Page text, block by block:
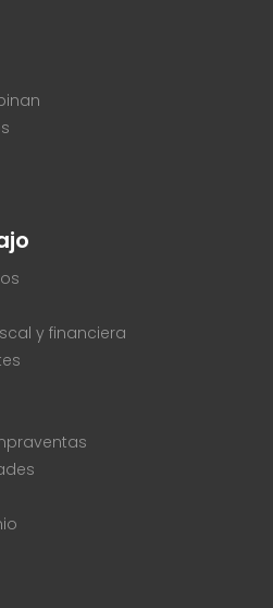
y financiera